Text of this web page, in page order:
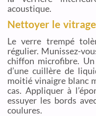
acoustique.
Nettoyer le
Le verre trempé
régulier. Munissez-
chiffon microfibre. Un
d’une cuillère de
moitié vinaigre blanc
cas. Appliquer à
essuyer les bords
coulures.